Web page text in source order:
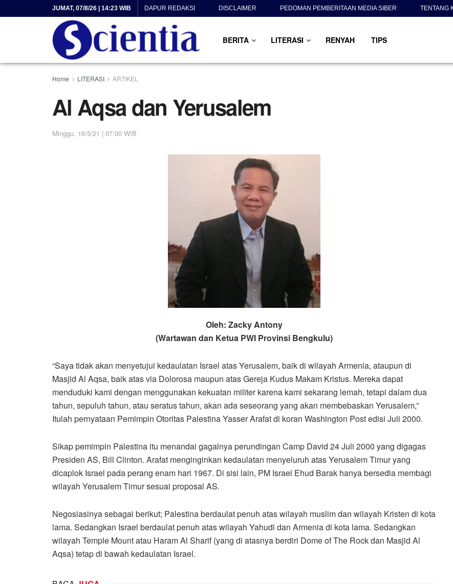
JUMAT, 07/8/26 | 14:23 WIB DAPUR REDAKSI DISCLAIMER PEDOMAN PEMBERITAAN MEDIA SIBER TENTANG
BERITA LITERASI RENYAH TIPS
Home LITERASI ARTIKEL
Al Aqsa dan Yerusalem
Minggu, 16/5/21 | 07:00 WIB
Oleh: Zacky Antony
(Wartawan dan Ketua PWI Provinsi Bengkulu)
“Saya tidak akan menyetujui kedaulatan Israel atas Yerusalem, baik di wilayah Armenia, ataupun di
Masjid Al Aqsa, baik atas via Dolorosa maupun atas Gereja Kudus Makam Kristus. Mereka dapat
menduduki kami dengan menggunakan kekuatan militer karena kami sekarang lemah, tetapi dalam dua
tahun, sepuluh tahun, atau seratus tahun, akan ada seseorang yang akan membebaskan Yerusalem,”
Itulah pernyataan Pemimpin Otoritas Palestina Yasser Arafat di koran Washington Post edisi Juli 2000.
Sikap pemimpin Palestina itu menandai gagalnya perundingan Camp David 24 Juli 2000 yang digagas
Presiden AS, Bill Clinton. Arafat menginginkan kedaulatan menyeluruh atas Yerusalem Timur yang
dicaplok Israel pada perang enam hari 1967. Di sisi lain, PM Israel Ehud Barak hanya bersedia membagi
wilayah Yerusalem Timur sesuai proposal AS.
Negosiasinya sebagai berikut; Palestina berdaulat penuh atas wilayah muslim dan wilayah Kristen di kota
lama. Sedangkan Israel berdaulat penuh atas wilayah Yahudi dan Armenia di kota lama. Sedangkan
wilayah Temple Mount atau Haram Al Sharif (yang di atasnya berdiri Dome of The Rock dan Masjid Al
Aqsa) tetap di bawah kedaulatan Israel.